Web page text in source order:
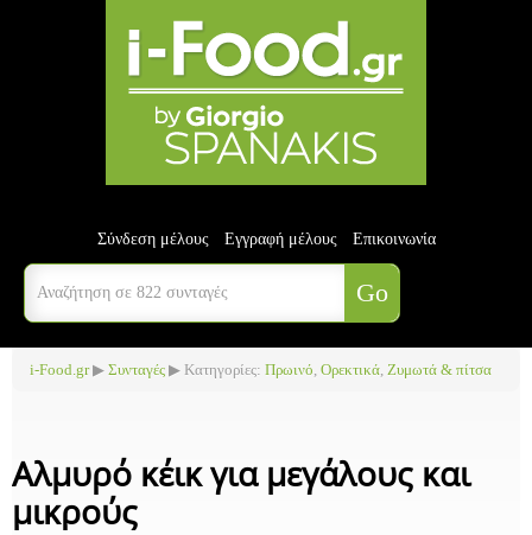
Σύνδεση μέλους Εγγραφή μέλους Επικοινωνία
i-Food.gr▶ Συνταγές ▶ Κατηγορίες: Πρωινό, Ορεκτικά, Ζυμωτά & πίτσα
Αλμυρό κέικ για μεγάλους και
μικρούς